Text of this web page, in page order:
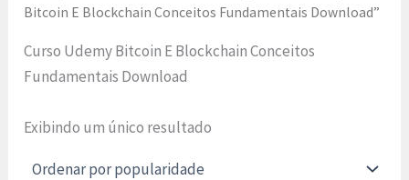
Bitcoin E Blockchain Conceitos Fundamentais Download”
Curso Udemy Bitcoin E Blockchain Conceitos
Fundamentais Download
Exibindo um único resultado